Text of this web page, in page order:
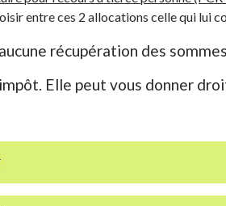
entre ces 2 allocations celle qui lui
récupération des
Elle peut vous donner